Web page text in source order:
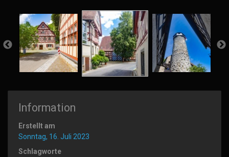
Information
Erstellt am
Sonntag, 16. Juli 2023
Schlagworte